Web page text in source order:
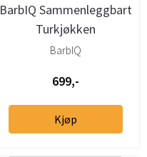
BarbIQ Sammenleggbart
Turkjøkken
BarbIQ
699,-
Kjøp